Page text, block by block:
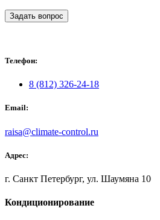
Задать вопрос
Телефон:
8 (812) 326-24-18
Email:
raisa@climate-control.ru
Адрес:
г. Санкт Петербург, ул. Шаумяна 10
Кондиционирование